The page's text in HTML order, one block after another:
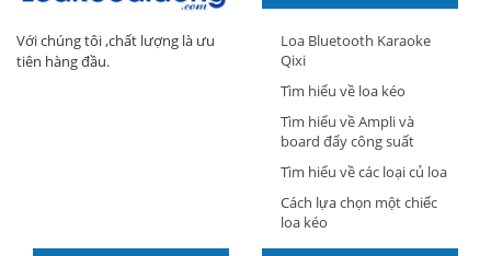
Với chúng tôi ,chất lượng là ưu
tiên hàng đầu.
Loa Bluetooth Karaoke
Qixi
Tìm hiểu về loa kéo
Tìm hiểu về Ampli và
board đẩy công suất
Tìm hiểu về các loại củ loa
Cách lựa chọn một chiếc
loa kéo